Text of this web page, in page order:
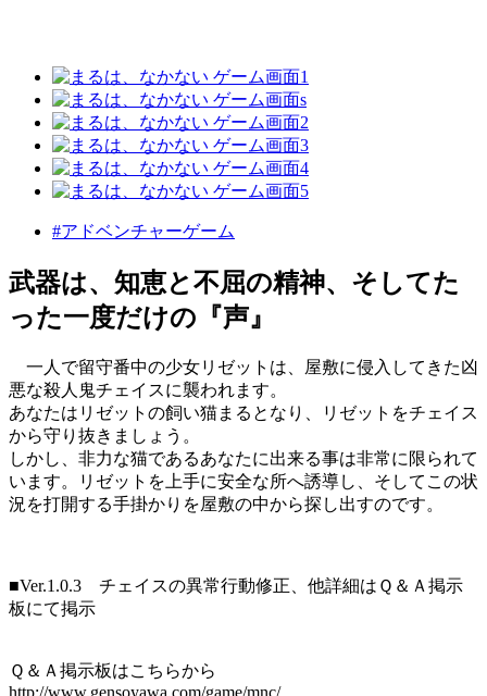
#アドベンチャーゲーム
武器は、知恵と不屈の精神、そしてた
った一度だけの『声』
一人で留守番中の少女リゼットは、屋敷に侵入してきた凶
悪な殺人鬼チェイスに襲われます。
あなたはリゼットの飼い猫まるとなり、リゼットをチェイス
から守り抜きましょう。
しかし、非力な猫であるあなたに出来る事は非常に限られて
います。リゼットを上手に安全な所へ誘導し、そしてこの状
況を打開する手掛かりを屋敷の中から探し出すのです。
■Ver.1.0.3 チェイスの異常行動修正、他詳細はＱ＆Ａ掲示
板にて掲示
Ｑ＆Ａ掲示板はこちらから
http://www.gensoyawa.com/game/mnc/